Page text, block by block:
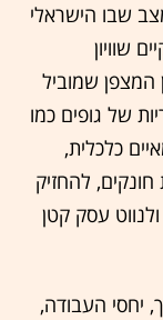
שבו הישראלי
שוויון
המצפן שמוביל
של גופים כמו
כלכלית,
חונקים, להחזיק
עסק קטן
יחסי העבודה,